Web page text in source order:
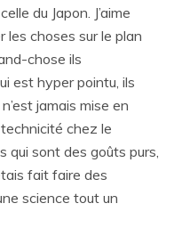
du Japon. J’aime
les choses sur le plan
chose ils
est hyper pointu, ils
jamais mise en
chez le
qui sont des goûts purs,
fait faire des
science tout un